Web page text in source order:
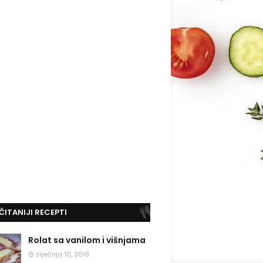
RECEPTI
Rolat sa vanilom i višnjama
siječnja 10, 2016